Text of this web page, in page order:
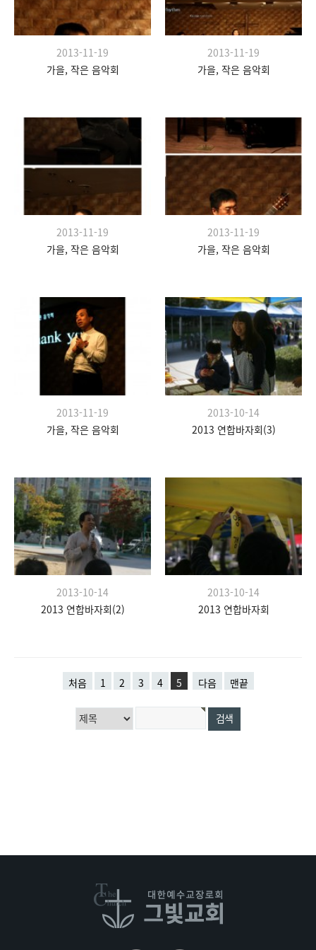
2013-11-19
가을, 작은 음악회
2013-11-19
가을, 작은 음악회
2013-11-19
가을, 작은 음악회
2013-11-19
가을, 작은 음악회
2013-11-19
가을, 작은 음악회
2013-10-14
2013 연합바자회(3)
2013-10-14
2013 연합바자회(2)
2013-10-14
2013 연합바자회
처음 1 2 3 4 5 다음 맨끝